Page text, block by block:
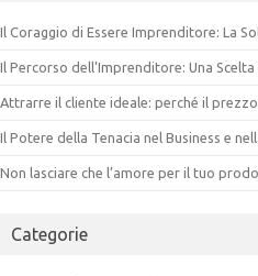
Il Coraggio di Essere Imprenditore: La
Il Percorso dell’Imprenditore: Una
Attrarre il cliente ideale: perché il
Il Potere della Tenacia nel Business e
Non lasciare che l’amore per il tuo
Categorie